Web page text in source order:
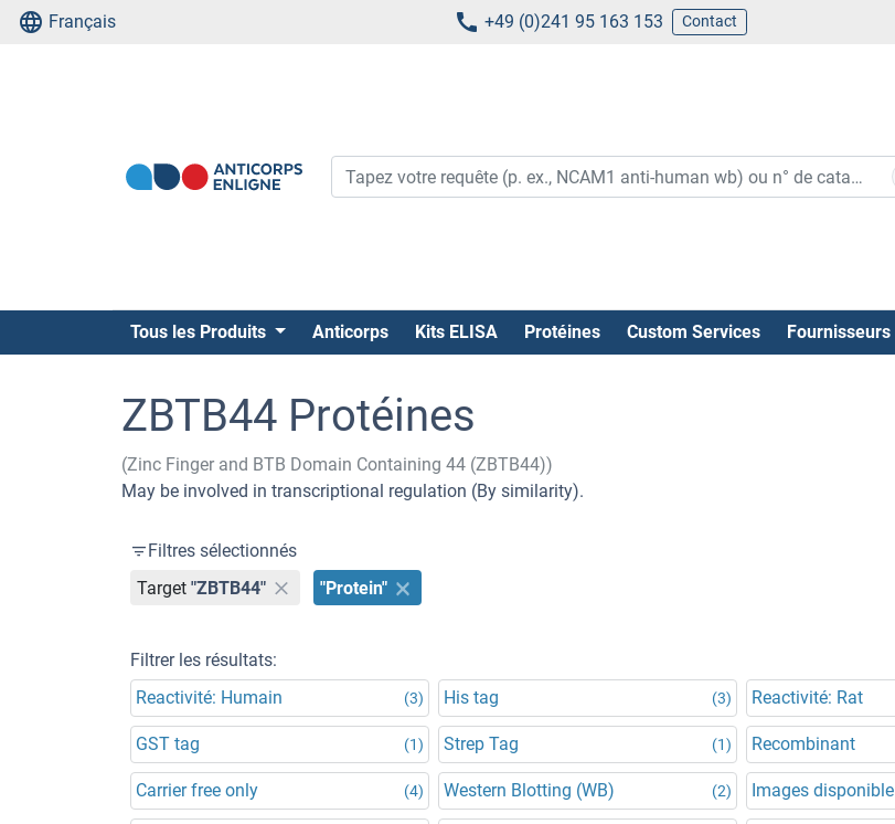
Français +49 (0)241 95 163 153 Contact
Tous les Produits Anticorps Kits ELISA Protéines Custom Services Fournisseurs
ZBTB44 Protéines
(Zinc Finger and BTB Domain Containing 44 (ZBTB44))
May be involved in transcriptional regulation (By similarity).
Filtres sélectionnés
Target "ZBTB44" "Protein"
Filtrer les résultats:
Reactivité: Humain
(3) His tag (3) Reactivité: Rat
GST tag (1) Strep Tag (1) Recombinant
Carrier free only (4) Western Blotting (WB) (2) Images disponible